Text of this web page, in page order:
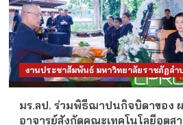
งานประชาสัมพันธ์ มหาวิทยาลัยราชภัฏลำ
มร.ลป. ร่วมพิธีฌาปนกิจบิดาของ
อาจารย์สังกัดคณะเทคโนโลยีอุตส